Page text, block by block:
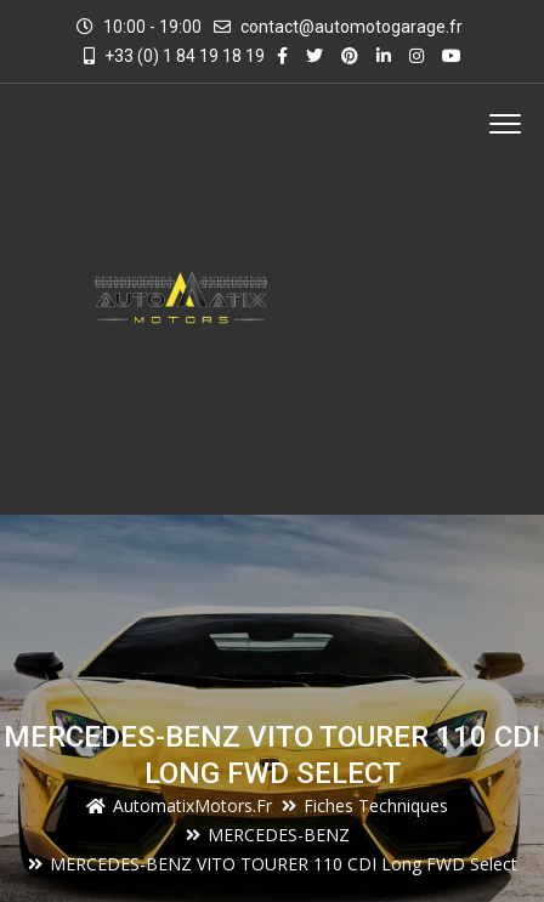
10:00 - 19:00
contact@automotogarage.fr
+33 (0) 1 84 19 18 19
MERCEDES-BENZ VITO TOURER 110 CDI
LONG FWD SELECT
AutomatixMotors.fr
Fiches Techniques
MERCEDES-BENZ
MERCEDES-BENZ VITO TOURER 110 CDI Long FWD Select